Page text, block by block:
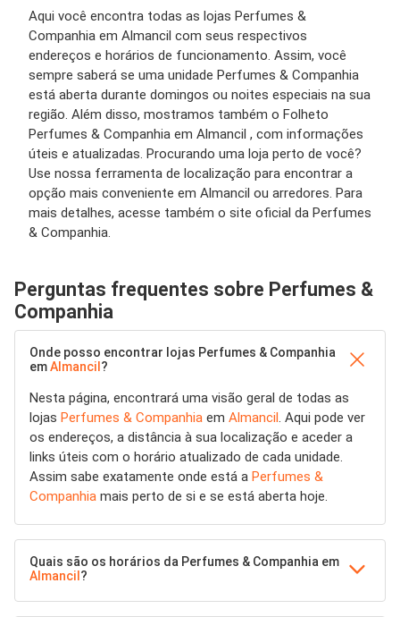
Aqui você encontra todas as lojas Perfumes &
Companhia em Almancil com seus respectivos
endereços e horários de funcionamento. Assim, você
sempre saberá se uma unidade Perfumes & Companhia
está aberta durante domingos ou noites especiais na sua
região. Além disso, mostramos também o Folheto
Perfumes & Companhia em Almancil , com informações
úteis e atualizadas. Procurando uma loja perto de você?
Use nossa ferramenta de localização para encontrar a
opção mais conveniente em Almancil ou arredores. Para
mais detalhes, acesse também o site oficial da Perfumes
& Companhia.
Perguntas frequentes sobre Perfumes &
Companhia
Onde posso encontrar lojas Perfumes & Companhia
emAlmancil ?
Nesta página, encontrará uma visão geral de todas as
lojas Perfumes & Companhia em Almancil. Aqui pode ver
os endereços, a distância à sua localização e aceder a
links úteis com o horário atualizado de cada unidade.
Assim sabe exatamente onde está a Perfumes &
Companhia mais perto de si e se está aberta hoje.
Quais são os horários da Perfumes & Companhia em
Almancil ?